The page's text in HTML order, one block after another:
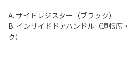
A. サイドレジスター（ブラック）
B. インサイドドアハンドル（運転
ク）